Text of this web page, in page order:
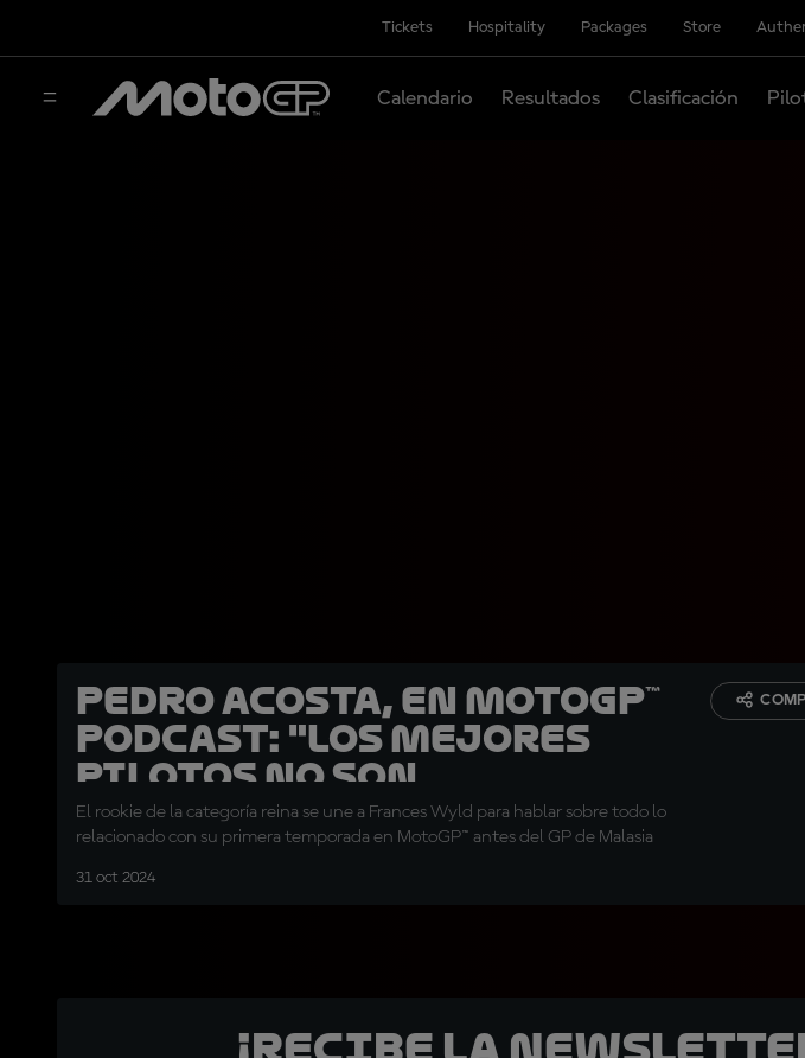
Tickets Hospitality Packages Store
Calendario Resultados Clasificación
Pedro Acosta, en MotoGP™
Podcast: "Los mejores
pilotos no son
intocables"
El rookie de la categoría reina se une a Frances Wyld para hablar sobre todo lo
relacionado con su primera temporada en MotoGP™ antes del GP de Malasia
31 oct 2024